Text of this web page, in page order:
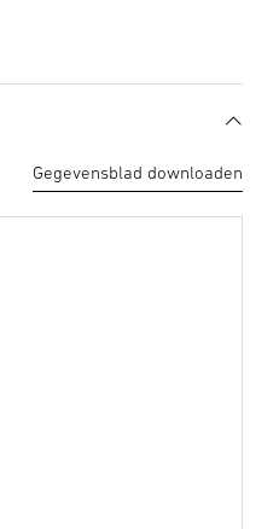
Gegevensblad downloaden